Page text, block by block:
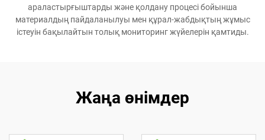
араластырғыштарды және қолдану процесі бойынша
материалдың пайдаланылуы мен құрал-жабдықтың жұмыс
істеуін бақылайтын толық мониторинг жүйелерін қамтиды.
Жаңа өнімдер